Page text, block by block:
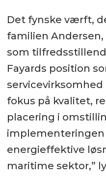
Det fynske værft,
familien
som
Fayards position
fokus på kvalitet,
placering i
implementeringen
energieffektive
maritime sektor,”